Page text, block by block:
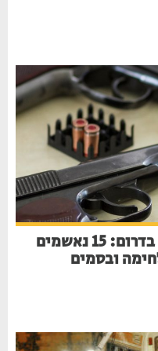
כתבי אישום חמורים הוגשו בדרום: 15 נאשמים
ובסמים